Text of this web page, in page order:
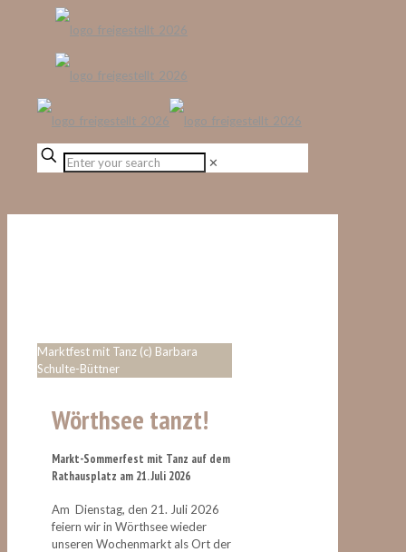
✕
Marktfest mit Tanz (c) Barbara
Schulte-Büttner
Wörthsee tanzt!
Markt-Sommerfest mit Tanz auf dem
Rathausplatz am 21. Juli 2026
Am Dienstag, den 21. Juli 2026
feiern wir in Wörthsee wieder
unseren Wochenmarkt als Ort der